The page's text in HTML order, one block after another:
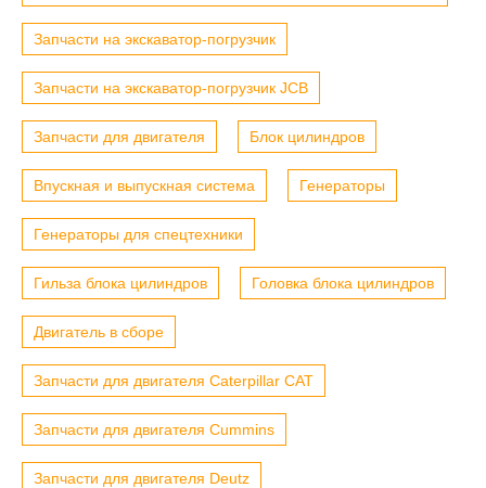
Запчасти на экскаватор-погрузчик
Запчасти на экскаватор-погрузчик JCB
Запчасти для двигателя Блок цилиндров
Впускная и выпускная система Генераторы
Генераторы для спецтехники
Гильза блока цилиндров Головка блока цилиндров
Двигатель в сборе
Запчасти для двигателя Caterpillar CAT
Запчасти для двигателя Cummins
Запчасти для двигателя Deutz